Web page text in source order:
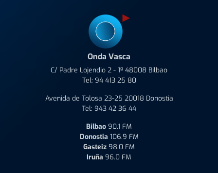
Onda Vasca
C/ Padre Lojendio 2 - 1º 48008 Bilbao
Tel: 94 413 25 80
Avenida de Tolosa 23-25 20018 Donostia
Tel: 943 42 36 44
Bilbao 90.1 FM
Donostia 106.9 FM
Gasteiz 98.0 FM
Iruña 96.0 FM